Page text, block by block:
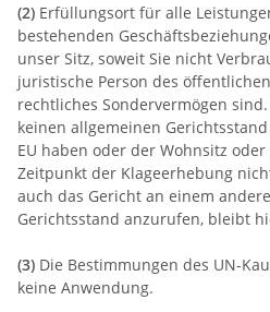
(2) Erfüllungsort für alle
bestehenden
unser Sitz, soweit Sie nicht
juristische Person des
rechtliches Sondervermögen
keinen allgemeinen
EU haben oder der Wohnsitz
Zeitpunkt der Klageerhebung
auch das Gericht an einem
Gerichtsstand anzurufen, bleibt
(3) Die Bestimmungen des UN-
keine Anwendung.